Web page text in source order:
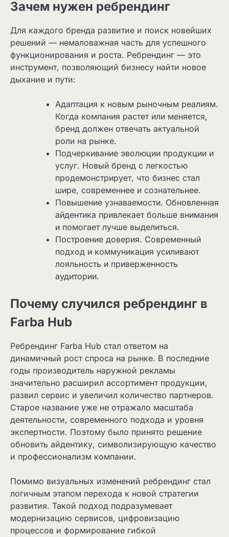
Зачем нужен ребрендинг
Для каждого бренда развитие и поиск новейших
решений — немаловажная часть для успешного
функционирования и роста. Ребрендинг — это
инструмент, позволяющий бизнесу найти новое
дыхание и пути:
Адаптация к новым рыночным реалиям.
Когда компания растет или меняется,
бренд должен отвечать актуальной
роли на рынке.
Подчеркивание эволюции продукции и
услуг. Новый бренд с легкостью
продемонстрирует, что бизнес стал
шире, современнее и сознательнее.
Повышение узнаваемости. Обновленная
айдентика привлекает больше внимания
и помогает лучше выделиться.
Построение доверия. Современный
подход и коммуникация усиливают
лояльность и приверженность
аудитории.
Почему случился ребрендинг в
Farba Hub
Ребрендинг Farba Hub стал ответом на
динамичный рост спроса на рынке. В последние
годы производитель наружной рекламы
значительно расширил ассортимент продукции,
развил сервис и увеличил количество партнеров.
Старое название уже не отражало масштаба
деятельности, современного подхода и уровня
экспертности. Поэтому было принято решение
обновить айдентику, символизирующую качество
и профессионализм компании.
Помимо визуальных изменений ребрендинг стал
логичным этапом перехода к новой стратегии
развития. Такой подход подразумевает
модернизацию сервисов, цифровизацию
процессов и формирование гибкой